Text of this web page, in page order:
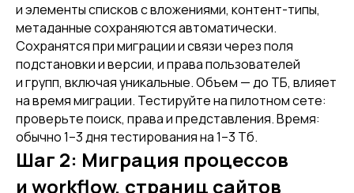
и элементы списков с вложениями, контент-типы,
метаданные сохраняются автоматически.
Сохранятся при миграции и связи через поля
подстановки и версии, и права пользователей
и групп, включая уникальные. Объем — до ТБ, влияет
на время миграции. Тестируйте на пилотном сете:
проверьте поиск, права и представления. Время:
обычно 1–3 дня тестирования на 1–3 Тб.
Шаг 2: Миграция процессов
и workflow, страниц сайтов